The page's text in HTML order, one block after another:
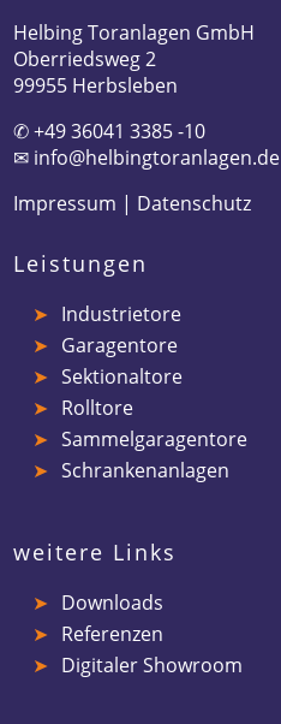
Helbing Toranlagen GmbH
Oberriedsweg 2
99955 Herbsleben
✆+49 36041 3385 -10
✉ info@helbingtoranlagen.de
Impressum | Datenschutz
Leistungen
Industrietore
Garagentore
Sektionaltore
Rolltore
Sammelgaragentore
Schrankenanlagen
weitere Links
Downloads
Referenzen
Digitaler Showroom